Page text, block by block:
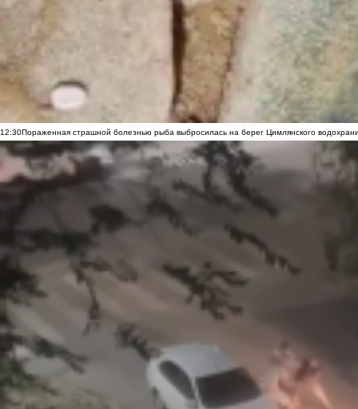
12:30Пораженная страшной болезнью рыба выбросилась на берег Цимлянского